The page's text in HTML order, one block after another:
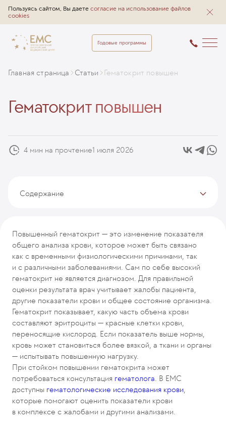
Пользуясь сайтом, Вы даете согласие на использование файлов
cookies
Годовые программы
Главная страница Статьи Гематокрит повышен
Гематокрит повышен
4 мин на прочтение1 июля 2026
Содержание
Повышенный гематокрит у женщин, мужчин и детей
Сопутствующие симптомы
Когда нужна срочная медицинская помощь
Диагностика
К какому врачу обращаться
Лечение
Что можно сделать до визита к врачу
Возможные осложнения
Профилактика
Мнение эксперта
Почему стоит обратиться в EMC
Ключевые выводы
Повышенный гематокрит — это изменение показателя
общего анализа крови, которое может быть связано
как с временными физиологическими причинами, так
и с различными заболеваниями. Сам по себе высокий
гематокрит не является диагнозом. Для правильной
оценки результата врач учитывает жалобы пациента,
другие показатели крови и общее состояние организма.
Гематокрит показывает, какую часть объема крови
составляют эритроциты — красные клетки крови,
переносящие кислород. Если показатель выше нормы,
кровь может становиться более вязкой, а ткани и органы
— испытывать повышенную нагрузку.
При стойком повышении гематокрита может
потребоваться консультация гематолога. В EMC
доступны гематологические исследования крови,
которые помогают оценить показатели крови
в комплексе с жалобами и другими анализами.